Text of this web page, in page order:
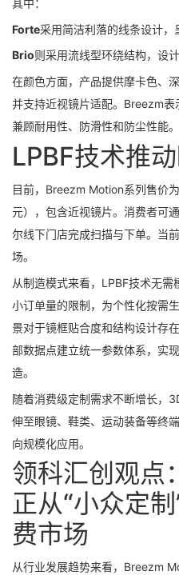
Forte采用简洁利落的线条设计，
Brio则采用流线型环绕结构，设
在颜色方面，产品提供摩卡色、
并支持近视镜片适配。Breezm
兼顾耐用性、防滑性和防尘性能。
LPBF技术推
目前，Breezm Motion系列售价
元），包含近视镜片。消费者可
尔线下门店完成扫描与下单。当
场。
从制造模式来看，LPBF技术无
小订单量的限制，为个性化按需
景对于镜框贴合度和结构设计存
部数据点建立统一参数体系，实
造。
随着消费级定制需求不断增长，
伸至眼镜、鞋类、运动装备等终
向规模化应用。
领科汇创观点
正从“小众定
费市场
从行业发展趋势来看，Breezm